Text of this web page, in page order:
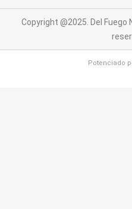
Copyright @2025. Del
Potenciado